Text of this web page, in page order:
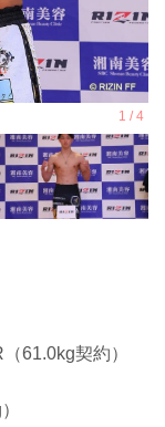
61.0kg契約）